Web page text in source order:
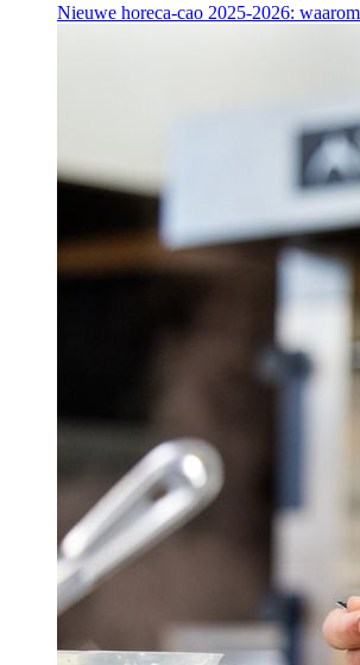
Nieuwe horeca-cao 2025-2026: